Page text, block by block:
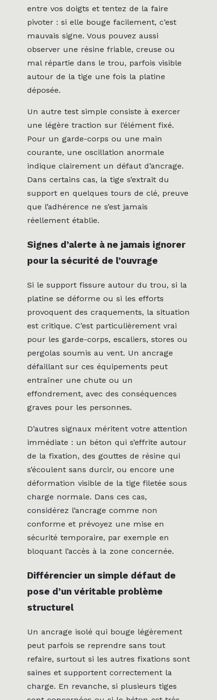
entre vos doigts et tentez de la faire
pivoter : si elle bouge facilement, c’est
mauvais signe. Vous pouvez aussi
observer une résine friable, creuse ou
mal répartie dans le trou, parfois visible
autour de la tige une fois la platine
déposée.
Un autre test simple consiste à exercer
une légère traction sur l’élément fixé.
Pour un garde-corps ou une main
courante, une oscillation anormale
indique clairement un défaut d’ancrage.
Dans certains cas, la tige s’extrait du
support en quelques tours de clé, preuve
que l’adhérence ne s’est jamais
réellement établie.
Signes d’alerte à ne jamais ignorer
pour la sécurité de l’ouvrage
Si le support fissure autour du trou, si la
platine se déforme ou si les efforts
provoquent des craquements, la situation
est critique. C’est particulièrement vrai
pour les garde-corps, escaliers, stores ou
pergolas soumis au vent. Un ancrage
défaillant sur ces équipements peut
entraîner une chute ou un
effondrement, avec des conséquences
graves pour les personnes.
D’autres signaux méritent votre attention
immédiate : un béton qui s’effrite autour
de la fixation, des gouttes de résine qui
s’écoulent sans durcir, ou encore une
déformation visible de la tige filetée sous
charge normale. Dans ces cas,
considérez l’ancrage comme non
conforme et prévoyez une mise en
sécurité temporaire, par exemple en
bloquant l’accès à la zone concernée.
Différencier un simple défaut de
pose d’un véritable problème
structurel
Un ancrage isolé qui bouge légèrement
peut parfois se reprendre sans tout
refaire, surtout si les autres fixations sont
saines et supportent correctement la
charge. En revanche, si plusieurs tiges